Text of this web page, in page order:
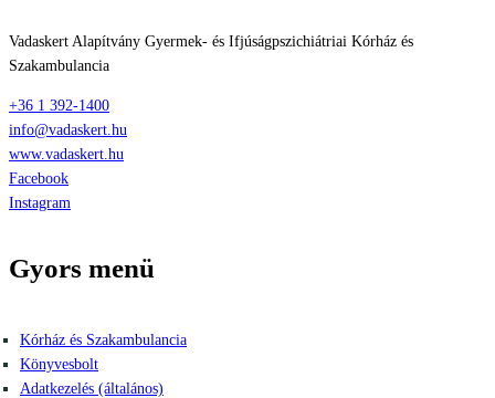
Vadaskert Alapítvány Gyermek- és Ifjúságpszichiátriai Kórház és
Szakambulancia
+36 1 392-1400
info@vadaskert.hu
www.vadaskert.hu
Facebook
Instagram
Gyors menü
Kórház és Szakambulancia
Könyvesbolt
Adatkezelés (általános)